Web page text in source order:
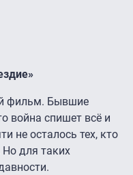
фильм. Бывшие
война спишет всё и
не осталось тех, кто
для таких